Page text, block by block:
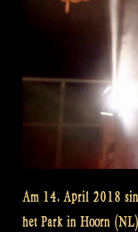
Am 14. April 2018
het Park in Hoorn